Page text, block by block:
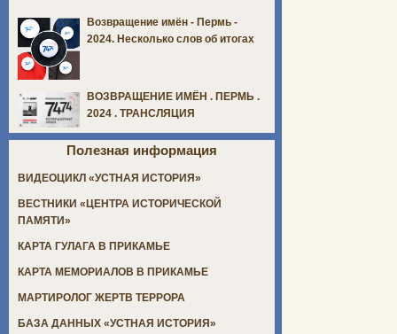
Возвращение имён - Пермь -
2024. Несколько слов об итогах
ВОЗВРАЩЕНИЕ ИМЁН . ПЕРМЬ .
2024 . ТРАНСЛЯЦИЯ
Полезная информация
ВИДЕОЦИКЛ «УСТНАЯ ИСТОРИЯ»
ВЕСТНИКИ «ЦЕНТРА ИСТОРИЧЕСКОЙ
ПАМЯТИ»
КАРТА ГУЛАГА В ПРИКАМЬЕ
КАРТА МЕМОРИАЛОВ В ПРИКАМЬЕ
МАРТИРОЛОГ ЖЕРТВ ТЕРРОРА
БАЗА ДАННЫХ «УСТНАЯ ИСТОРИЯ»